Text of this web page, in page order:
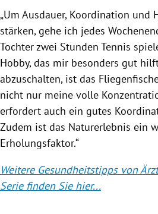
„Um Ausdauer, Koordination und
stärken, gehe ich jedes
Tochter zwei Stunden Tennis
Hobby, das mir besonders gut
abzuschalten, ist das
nicht nur meine volle
erfordert auch ein gutes
Zudem ist das Naturerlebnis ein
Erholungsfaktor.“
Weitere Gesundheitstipps von
Serie finden Sie hier...